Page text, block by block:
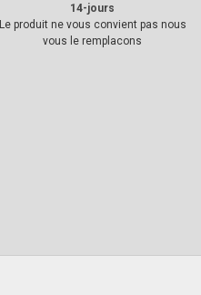
14-jours
Le produit ne vous convient pas nous
vous le remplacons